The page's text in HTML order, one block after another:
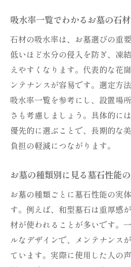
訣
吸水率が低いお墓はメ
い理由
墓石の種類別に見るお
違い
お墓のお手入れ頻度を
ツ
メンテナンス性で選ぶ
徴
意点
国産墓石と外国産の違いを
お墓の国産墓石と外国
ト
石材の種類によるお墓
吸水率一覧でわかるお墓の石
石材の吸水率は、お墓選びの重
低いほど水分の侵入を防ぎ、凍
えやすくなります。代表的な花
ンテナンスが容易です。選定方
吸水率一覧を参考にし、設置場
さも考慮しましょう。具体的に
優先的に選ぶことで、長期的な
負担の軽減につながります。
お墓の種類別に見る墓石性能
お墓の種類ごとに墓石性能の実
す。例えば、和型墓石は重厚感
材が使われることが多いです。
ルなデザインで、メンテナンス
ています。実際に使用した人の